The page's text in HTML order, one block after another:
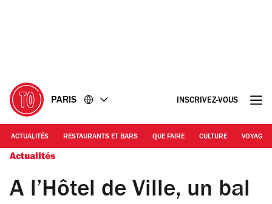
PARIS INSCRIVEZ-VOUS
ACTUALITÉS RESTAURANTS ET BARS QUE FAIRE CULTURE VOYAGE
Actualités
A l’Hôtel de Ville, un bal